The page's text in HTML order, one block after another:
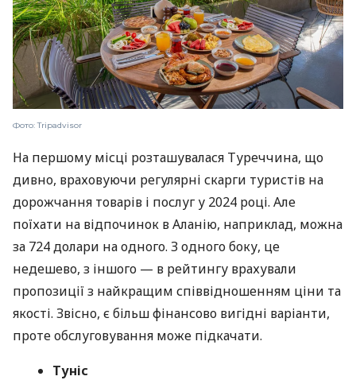
Фото: Tripadvisor
На першому місці розташувалася Туреччина, що
дивно, враховуючи регулярні скарги туристів на
дорожчання товарів і послуг у 2024 році. Але
поїхати на відпочинок в Аланію, наприклад, можна
за 724 долари на одного. З одного боку, це
недешево, з іншого — в рейтингу врахували
пропозиції з найкращим співвідношенням ціни та
якості. Звісно, є більш фінансово вигідні варіанти,
проте обслуговування може підкачати.
Туніс